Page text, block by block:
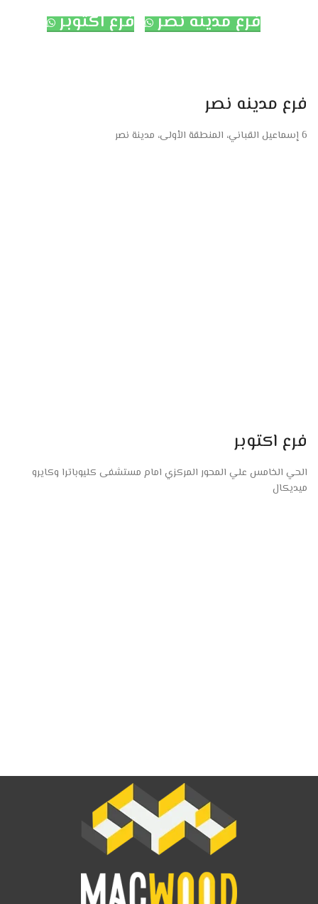
فرع مدينه نصر
فرع اكتوبر
فرع مدينه نصر
6 إسماعيل القباني، المنطقة الأولى، مدينة نصر
فرع اكتوبر
الحي الخامس علي المحور المركزي امام مستشفى كليوباترا وكايرو
ميديكال